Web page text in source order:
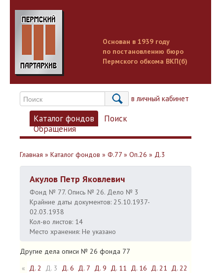
Основан в 1939 году
по постановлению бюро
Пермского обкома ВКП(б)
Вход в личный кабинет
Каталог фондов
Поиск
Обращения
Главная » Каталог фондов » Ф.77 » Оп.26 » Д.3
Акулов Петр Яковлевич
Фонд № 77. Опись № 26. Дело № 3
Крайние даты документов: 25.10.1937-
02.03.1938
Кол-во листов: 14
Место хранения: Не указано
Другие дела описи № 26 фонда 77
« Д. 2 Д. 3 Д. 6 Д. 7 Д. 9 Д. 11 Д. 16 Д. 21 Д. 22